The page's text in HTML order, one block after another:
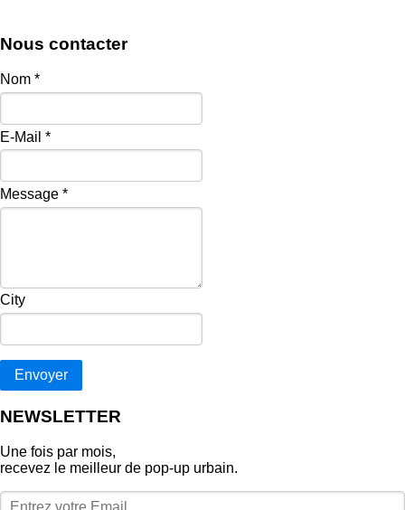
Nous contacter
Nom *
E-Mail *
Message *
City
Envoyer
NEWSLETTER
Une fois par mois,
recevez le meilleur de pop‑up urbain.